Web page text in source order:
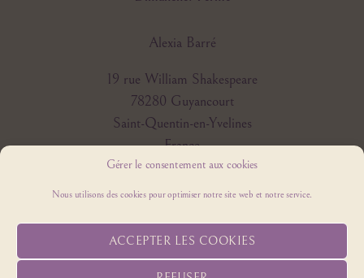
Gérer le consentement aux cookies
Nous utilisons des cookies pour optimiser notre site web et notre service.
ACCEPTER LES COOKIES
Alexia Barré
19 rue William Shakespeare
78280 Guyancourt
Saint-Quentin-en-Yvelines
France